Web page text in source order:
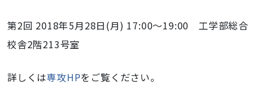
第2回 2018年5月28日(月) 17:00～19:00 工学部総合
校舎2階213号室
詳しくは専攻HPをご覧ください。